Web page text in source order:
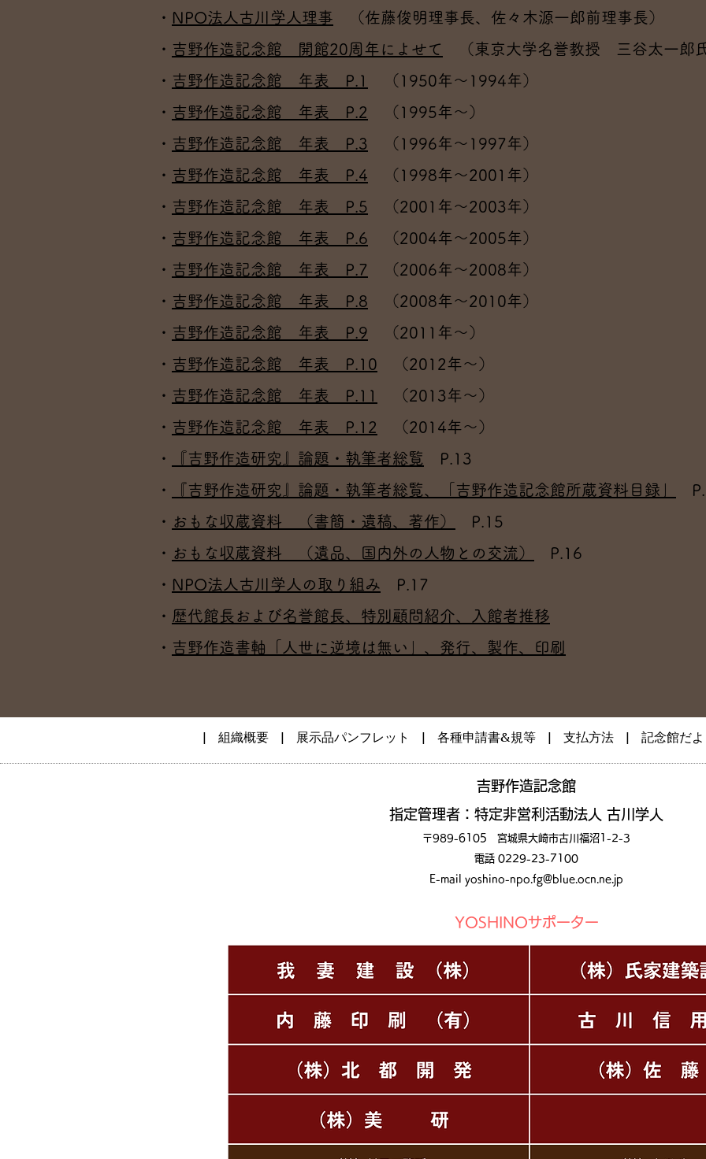
・ NPO法人古川学人理事 （佐藤俊明理事長、佐々木源一郎前理事長）
・ 吉野作造記念館 開館20周年によせて
（東京大学名誉教授 三谷太一郎氏
・ 吉野作造記念館 年表 P.1
（1950年～1994年）
・ 吉野作造記念館 年表 P.2 （1995年～）
・ 吉野作造記念館 年表 P.3 （1996年～1997年）
・ 吉野作造記念館 年表 P.4 （1998年～2001年）
・ 吉野作造記念館 年表 P.5 （2001年～2003年）
・ 吉野作造記念館 年表 P.6 （2004年～2005年）
・ 吉野作造記念館 年表 P.7 （2006年～2008年）
・ 吉野作造記念館 年表 P.8 （2008年～2010年）
・ 吉野作造記念館 年表 P.9 （2011年～）
・ 吉野作造記念館 年表 P.10 （2012年～）
・ 吉野作造記念館 年表 P.11
（2013年～）
・ 吉野作造記念館 年表 P.12 （2014年～）
・
『吉野作造研究』論題・執筆者総覧 P.13
・
『吉野作造研究』論題・執筆者総覧、「吉野作造記念館所蔵資料目録」
・ おもな収蔵資料 （書簡・遺稿、著作）
P.15
・ おもな収蔵資料 （遺品、国内外の人物との交流）
P.16
・ NPO法人古川学人の取り組み P.17
・ 歴代館長および名誉館長、特別顧問紹介、入館者推移
・ 吉野作造書軸「人世に逆境は無い」、発行、製作、印刷
| 組織概要 | 展示品パンフレット | 各種申請書&規等 | 支払方法 | ​ 記念館だよ
​吉野作造記念館
指定管理者：特定非営利活動法人 古川学人
〒989-6105 宮城県大崎市古川福沼1-2-3
電話 0229-23-7100
E-mail yoshino-npo.fg@blue.ocn.ne.jp
YOSHINOサポーター